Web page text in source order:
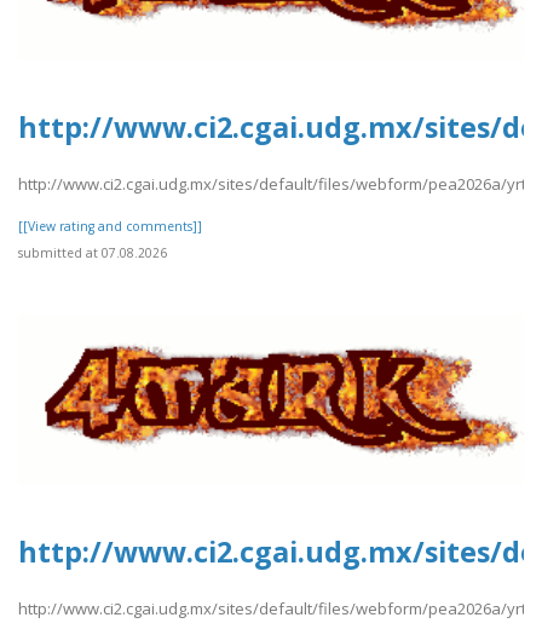
http://www.ci2.cgai.udg.mx/sites/
http://www.ci2.cgai.udg.mx/sites/default/files/webform/pea2026a/
[[View rating and comments]]
submitted at 07.08.2026
http://www.ci2.cgai.udg.mx/sites/
http://www.ci2.cgai.udg.mx/sites/default/files/webform/pea2026a/